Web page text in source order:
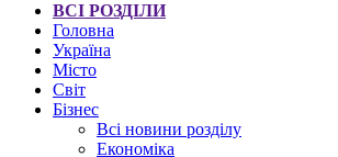
ВСІ РОЗДІЛИ
Головна
Україна
Місто
Світ
Бізнес
Всі новини розділу
Економіка